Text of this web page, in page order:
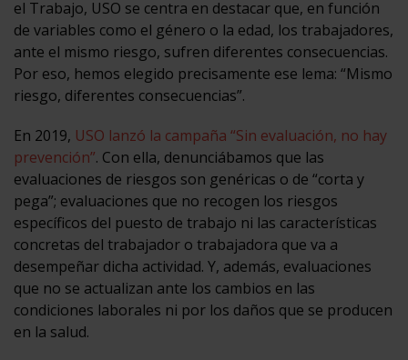
el Trabajo, USO se centra en destacar que, en función
de variables como el género o la edad, los trabajadores,
ante el mismo riesgo, sufren diferentes consecuencias.
Por eso, hemos elegido precisamente ese lema: “Mismo
riesgo, diferentes consecuencias”.
En 2019, USO lanzó la campaña “Sin evaluación, no hay
prevención”. Con ella, denunciábamos que las
evaluaciones de riesgos son genéricas o de “corta y
pega”; evaluaciones que no recogen los riesgos
específicos del puesto de trabajo ni las características
concretas del trabajador o trabajadora que va a
desempeñar dicha actividad. Y, además, evaluaciones
que no se actualizan ante los cambios en las
condiciones laborales ni por los daños que se producen
en la salud.